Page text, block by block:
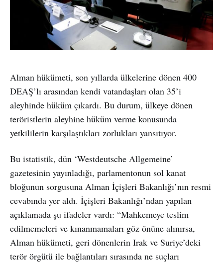
Alman hükümeti, son yıllarda ülkelerine dönen 400
DEAŞ’lı arasından kendi vatandaşları olan 35’i
aleyhinde hüküm çıkardı. Bu durum, ülkeye dönen
teröristlerin aleyhine hüküm verme konusunda
yetkililerin karşılaştıkları zorlukları yansıtıyor.
Bu istatistik, dün ‘Westdeutsche Allgemeine’
gazetesinin yayınladığı, parlamentonun sol kanat
bloğunun sorgusuna Alman İçişleri Bakanlığı’nın resmi
cevabında yer aldı. İçişleri Bakanlığı’ndan yapılan
açıklamada şu ifadeler vardı: “Mahkemeye teslim
edilmemeleri ve kınanmamaları göz önüne alınırsa,
Alman hükümeti, geri dönenlerin Irak ve Suriye’deki
terör örgütü ile bağlantıları sırasında ne suçları